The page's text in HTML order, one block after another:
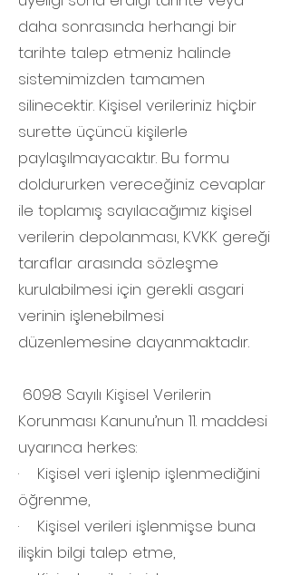
daha sonrasında herhangi bir
tarihte talep etmeniz halinde
sistemimizden tamamen
silinecektir. Kişisel verileriniz hiçbir
surette üçüncü kişilerle
paylaşılmayacaktır. Bu formu
doldururken vereceğiniz cevaplar
ile toplamış sayılacağımız kişisel
verilerin depolanması, KVKK gereği
taraflar arasında sözleşme
kurulabilmesi için gerekli asgari
verinin işlenebilmesi
düzenlemesine dayanmaktadır.
6098 Sayılı Kişisel Verilerin
Korunması Kanunu’nun 11. maddesi
uyarınca herkes:
· Kişisel veri işlenip işlenmediğini
öğrenme,
· Kişisel verileri işlenmişse buna
ilişkin bilgi talep etme,